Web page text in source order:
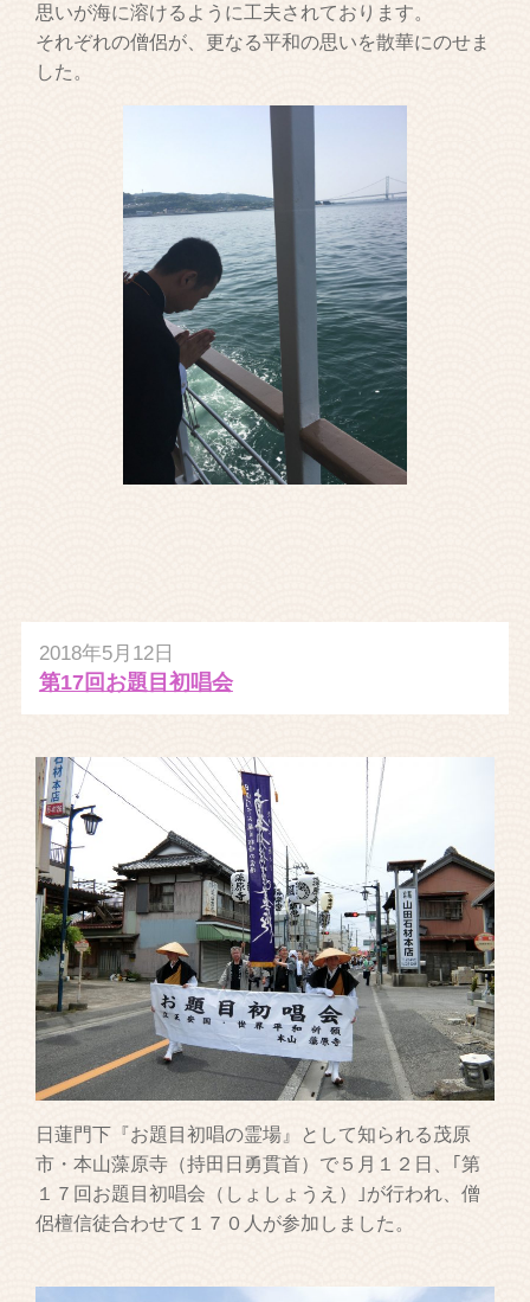
思いが海に溶けるように工夫されております。
それぞれの僧侶が、更なる平和の思いを散華にのせま
した。
2018年5月12日
第17回お題目初唱会
日蓮門下『お題目初唱の霊場』として知られる茂原
市・本山藻原寺（持田日勇貫首）で５月１２日、｢第
１７回お題目初唱会（しょしょうえ）｣が行われ、僧
侶檀信徒合わせて１７０人が参加しました。